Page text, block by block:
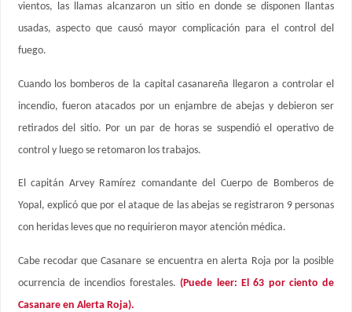
vientos, las llamas alcanzaron un sitio en donde se disponen llantas
usadas, aspecto que causó mayor complicación para el control del
fuego.
Cuando los bomberos de la capital casanareña llegaron a controlar el
incendio, fueron atacados por un enjambre de abejas y debieron ser
retirados del sitio. Por un par de horas se suspendió el operativo de
control y luego se retomaron los trabajos.
El capitán Arvey Ramírez comandante del Cuerpo de Bomberos de
Yopal, explicó que por el ataque de las abejas se registraron 9 personas
con heridas leves que no requirieron mayor atención médica.
Cabe recodar que Casanare se encuentra en alerta Roja por la posible
ocurrencia de incendios forestales.(Puede leer: El 63 por ciento de
Casanare en Alerta Roja).